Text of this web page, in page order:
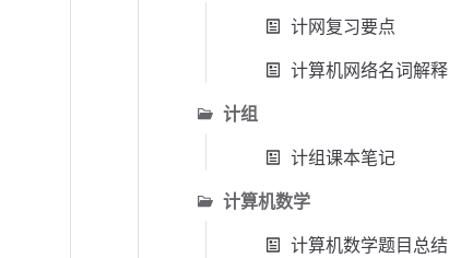
计网复习要点
计算机网络名词解释
计组
计组课本笔记
计算机数学
计算机数学题目总结